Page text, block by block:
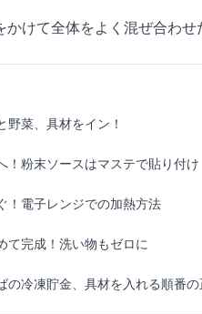
けて全体をよく混ぜ合わせ
野菜、具材をイン！
！粉末ソースはマステで貼り付け
！電子レンジでの加熱方法
て完成！洗い物もゼロに
の冷凍貯金、具材を入れる順番の